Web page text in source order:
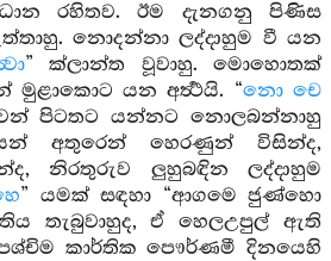
රහිතව. ඊම දැනගනු පිණිස
නොදන්නා ලද්දාහුම වී යන
” ක්ලාන්ත වූවාහු. මොහොතක්
මුළාකොට යන අර්‍ත්‍ථයි. “නො චෙ
පිටතට යන්නට නොලබන්නාහු
අතුරෙන් හෙරණුන් විසින්ද,
නිරතුරුව ලුහුබඳින ලද්දාහුම
” යමක් සඳහා “ආගමෙ ජුණ්හො
තැබුවාහුද, ඒ හෙලඋපුල් ඇති
කාර්තික පෞර්ණමී දිනයෙහි